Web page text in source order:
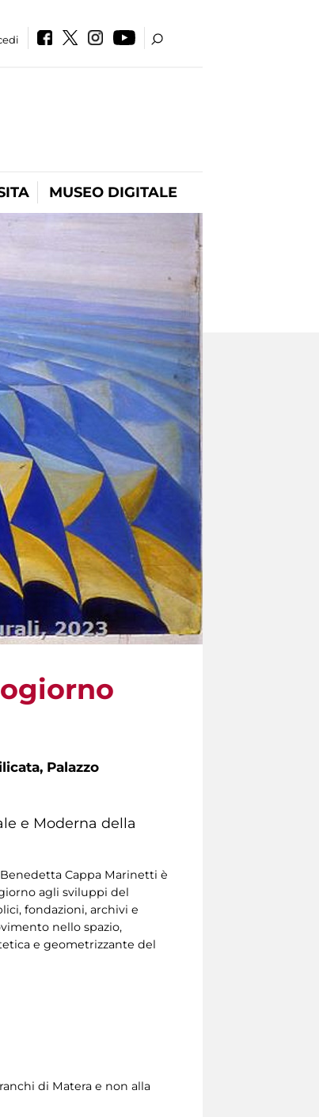
MUSEO DIGITALE
Palazzo
e Moderna della
Benedetta Cappa Marinetti è
agli sviluppi del
fondazioni, archivi e
nello spazio,
e geometrizzante del
di Matera e non alla